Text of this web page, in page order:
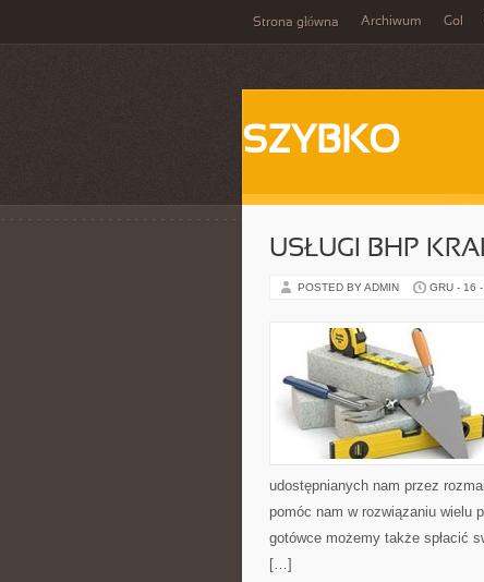
Strona główna Archiwum Gol
SZYBKO
USŁUGI BHP
POSTED BY ADMIN GRU - 16
udostępnianych nam przez
pomóc nam w rozwiązaniu wielu
gotówce możemy także spłacić
[…]